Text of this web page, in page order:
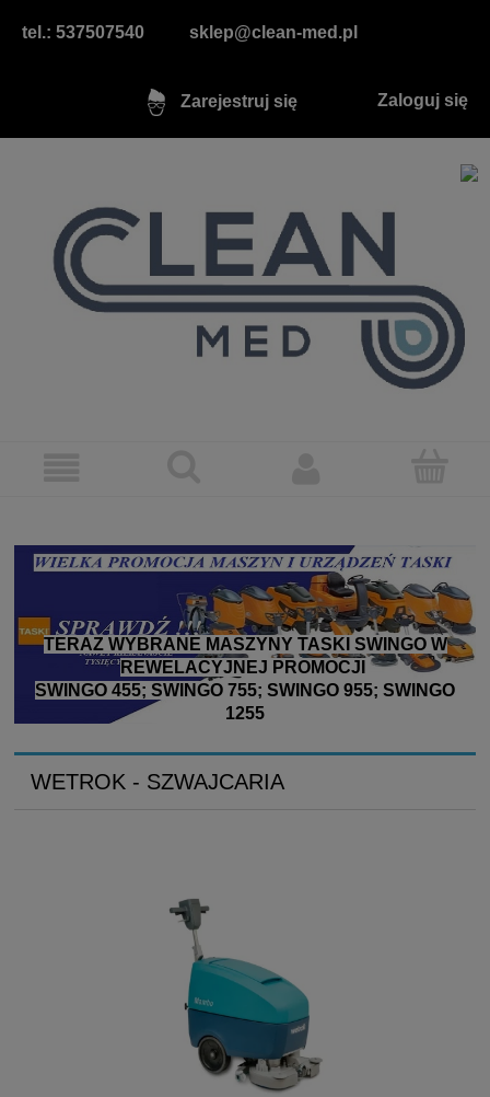
tel.: 537507540 sklep@clean-med.pl
Zarejestruj się Zaloguj się
TERAZ WYBRANE MASZYNY TASKI SWINGO W
REWELACYJNEJ PROMOCJI
SWINGO 455; SWINGO 755; SWINGO 955; SWINGO
1255
WETROK - SZWAJCARIA